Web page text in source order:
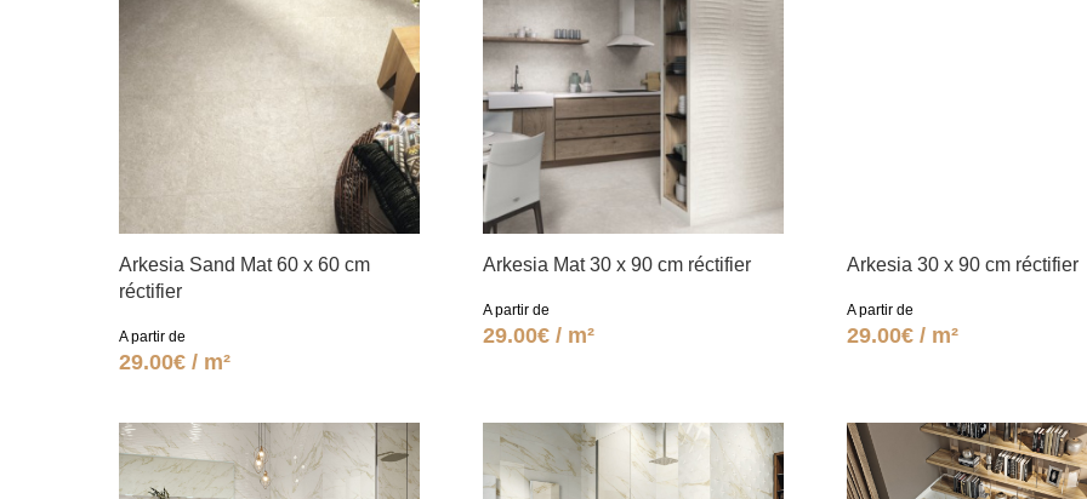
Arkesia Sand Mat 60 x 60 cm
réctifier
A partir de
29.00€ / m²
Arkesia Mat 30 x 90 cm réctifier
A partir de
29.00€ / m²
Arkesia 30 x 90 cm réctifier
A partir de
29.00€ / m²